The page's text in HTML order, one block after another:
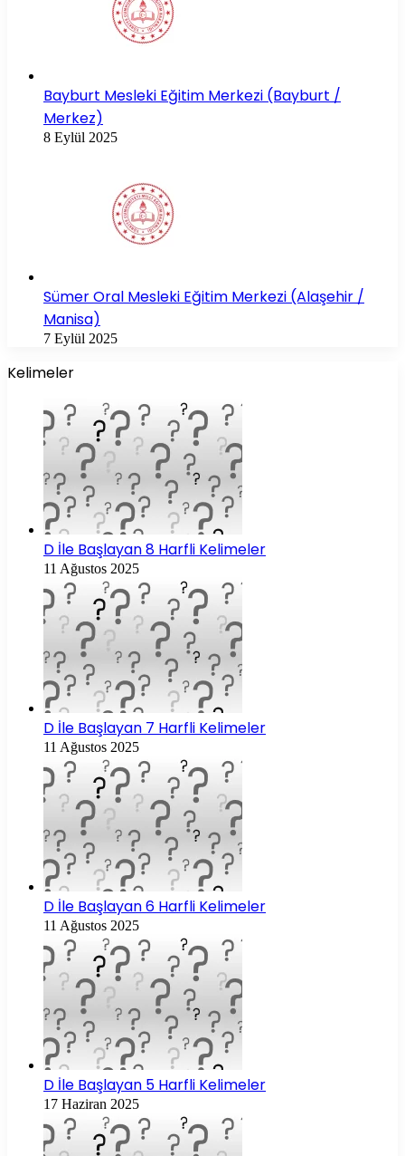
Bayburt Mesleki Eğitim Merkezi (Bayburt /
Merkez)
8 Eylül 2025
Sümer Oral Mesleki Eğitim Merkezi (Alaşehir /
Manisa)
7 Eylül 2025
Kelimeler
D İle Başlayan 8 Harfli Kelimeler
11 Ağustos 2025
D İle Başlayan 7 Harfli Kelimeler
11 Ağustos 2025
D İle Başlayan 6 Harfli Kelimeler
11 Ağustos 2025
D İle Başlayan 5 Harfli Kelimeler
17 Haziran 2025